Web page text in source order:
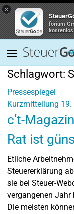
×
forium
Schlagwort:
Pressespiegel
Kurzmitteilung
c’t-
Rat ist
Etliche
Steuererklärung
sie bei Steuer-
vergangenen Jahr
Die meisten